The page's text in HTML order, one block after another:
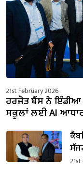
21st February 2026
ਹਰਜੋਤ ਬੈਂਸ ਨੇ ਇੰਡੀਆ
ਸਕੂਲਾਂ ਲਈ AI